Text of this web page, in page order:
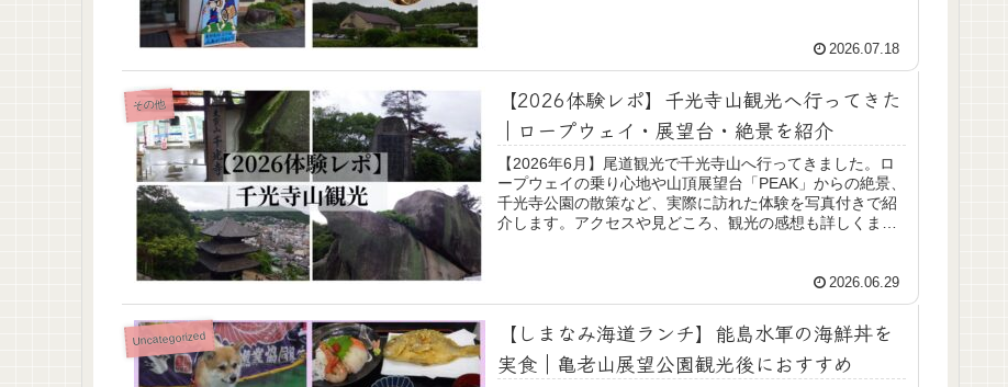
2026.07.18
その他
【2026体験レポ】千光寺山観光へ行ってきた
｜ロープウェイ・展望台・絶景を紹介
【2026年6月】尾道観光で千光寺山へ行ってきました。ロ
ープウェイの乗り心地や山頂展望台「PEAK」からの絶景、
千光寺公園の散策など、実際に訪れた体験を写真付きで紹
介します。アクセスや見どころ、観光の感想も詳しくまと
2026.06.29
Uncategorized
【しまなみ海道ランチ】能島水軍の海鮮丼を
実食｜亀老山展望公園観光後におすすめ